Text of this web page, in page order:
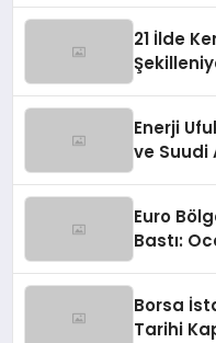
21 İlde
Enerji
ve Suudi
Euro
Bastı:
Borsa
Tarihi